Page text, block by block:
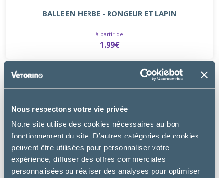
Nous respectons votre vie privée
Notre site utilise des cookies nécessaires au bon
fonctionnement du site. D’autres catégories de cookies
peuvent être utilisées pour personnaliser votre
expérience, diffuser des offres commerciales
personnalisées ou réaliser des analyses pour optimiser
BALLE EN HERBE - RONGEUR ET LAPIN
à partir de
1.99€